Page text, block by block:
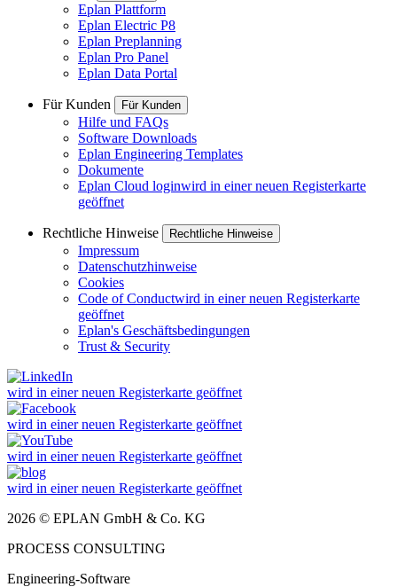
Eplan Plattform
Eplan Electric P8
Eplan Preplanning
Eplan Pro Panel
Eplan Data Portal
Für Kunden Für Kunden
Hilfe und FAQs
Software Downloads
Eplan Engineering Templates
Dokumente
Eplan Cloud loginwird in einer neuen Registerkarte
geöffnet
Rechtliche Hinweise Rechtliche Hinweise
Impressum
Datenschutzhinweise
Cookies
Code of Conductwird in einer neuen Registerkarte
geöffnet
Eplan's Geschäftsbedingungen
Trust & Security
wird in einer neuen Registerkarte geöffnet
wird in einer neuen Registerkarte geöffnet
wird in einer neuen Registerkarte geöffnet
wird in einer neuen Registerkarte geöffnet
2026 © EPLAN GmbH & Co. KG
PROCESS CONSULTING
Engineering-Software